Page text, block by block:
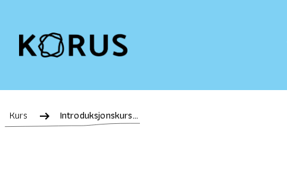
Kurs Introduksjonskurs i kognitiv atferdsterapi, Vestfold og Telemark